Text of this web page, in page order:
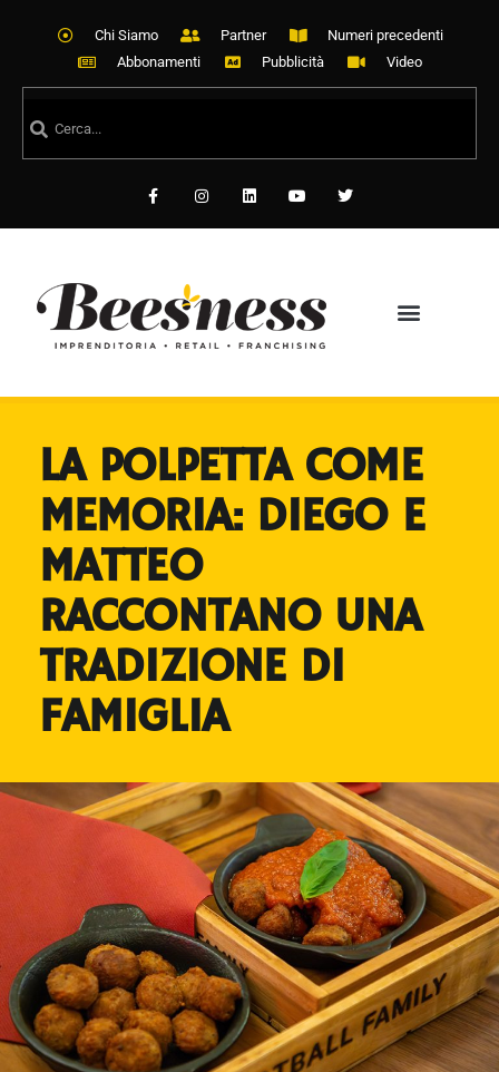
Chi Siamo Partner
Numeri precedenti
Abbonamenti
Pubblicità Video
LA POLPETTA COME
MEMORIA: DIEGO E
MATTEO
RACCONTANO UNA
TRADIZIONE DI
FAMIGLIA